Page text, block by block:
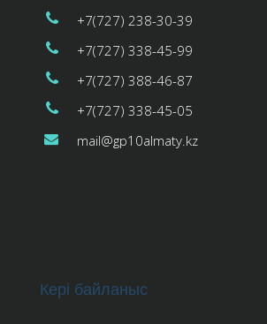
+7(727) 238-30-39
+7(727) 338-45-99
+7(727) 388-46-87
+7(727) 338-45-05
mail@gp10almaty.kz
Кері байланыс